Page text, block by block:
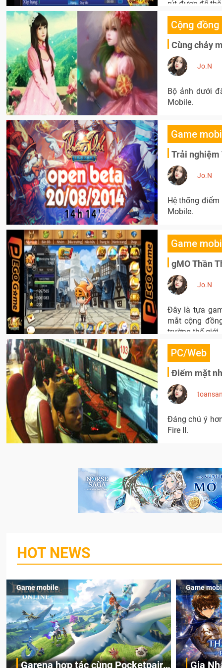
rút được để
Cộng đồng
Cùng chảy
Jo.N
Bộ ảnh dưới
Mobile.
Game
Trải nghiệm
Jo.N
Hệ thống
Mobile.
Game
gMO Thần
Jo.N
Đây là tựa
mắt cộng
trường thế giới.
PC/Web
Điểm mặt
Đáng chú ý
Fire II.
HOT NEWS
Game mobile
Garena hợp tác cùng Pocketpair
Game
Gia